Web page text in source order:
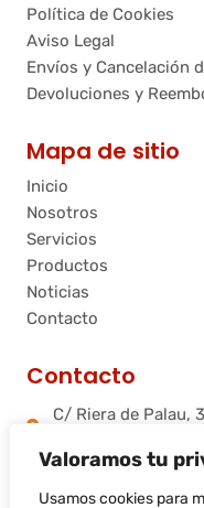
Valoramos tu
Usamos cookies para
Política de Cookies
Aviso Legal
Envíos y Cancelación
Devoluciones y
Mapa de sitio
Inicio
Nosotros
Servicios
Productos
Noticias
Contacto
Contacto
C/ Riera de Palau,
info@flamtec.es
+34 937 06 00 52